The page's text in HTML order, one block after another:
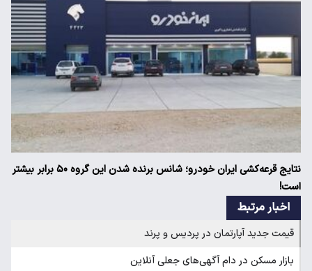
نتایج قرعه‌کشی ایران خودرو؛ شانس برنده شدن این گروه ۵۰ برابر بیشتر
است!
اخبار مرتبط
قیمت جدید آپارتمان در پردیس و پرند
بازار مسکن در دام آگهی‌های جعلی آنلاین